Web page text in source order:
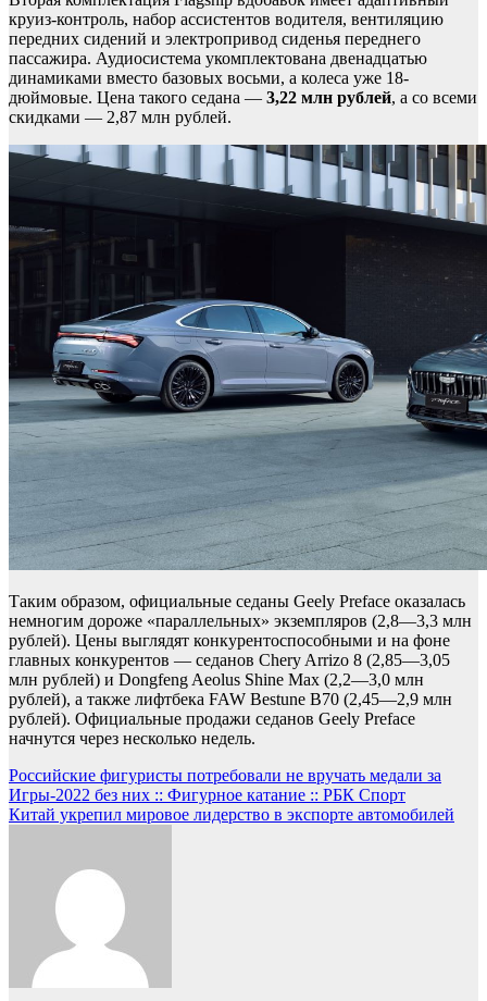
круиз-контроль, набор ассистентов водителя, вентиляцию
передних сидений и электропривод сиденья переднего
пассажира. Аудиосистема укомплектована двенадцатью
динамиками вместо базовых восьми, а колеса уже 18-
дюймовые. Цена такого седана — 3,22 млн рублей, а со всеми
скидками — 2,87 млн рублей.
Таким образом, официальные седаны Geely Preface оказалась
немногим дороже «параллельных» экземпляров (2,8—3,3 млн
рублей). Цены выглядят конкурентоспособными и на фоне
главных конкурентов — седанов Chery Arrizo 8 (2,85—3,05
млн рублей) и Dongfeng Aeolus Shine Max (2,2—3,0 млн
рублей), а также лифтбека FAW Bestune B70 (2,45—2,9 млн
рублей). Официальные продажи седанов Geely Preface
начнутся через несколько недель.
Навигация
по
Российские фигуристы потребовали не вручать медали за
Игры-2022 без них :: Фигурное катание :: РБК Спорт
Китай укрепил мировое лидерство в экспорте автомобилей